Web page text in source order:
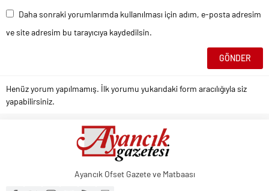
Daha sonraki yorumlarımda kullanılması için adım, e-posta adresim
ve site adresim bu tarayıcıya kaydedilsin.
Henüz yorum yapılmamış. İlk yorumu yukarıdaki form aracılığıyla siz
yapabilirsiniz.
Ayancık Ofset Gazete ve Matbaası